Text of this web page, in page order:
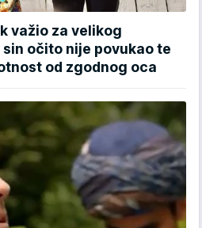
važio za velikog
očito nije povukao te
od zgodnog oca